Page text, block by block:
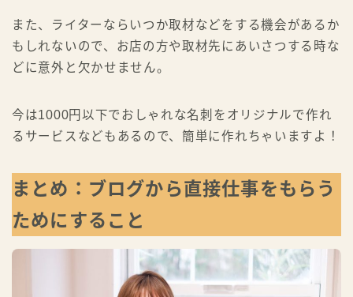
また、ライターならいつか取材などをする機会があるか
もしれないので、お店の方や取材先にあいさつする時な
どに意外と欠かせません。
今は1000円以下でおしゃれな名刺をオリジナルで作れ
るサービスなどもあるので、簡単に作れちゃいますよ！
まとめ：ブログから直接仕事をもらう
ためにすること